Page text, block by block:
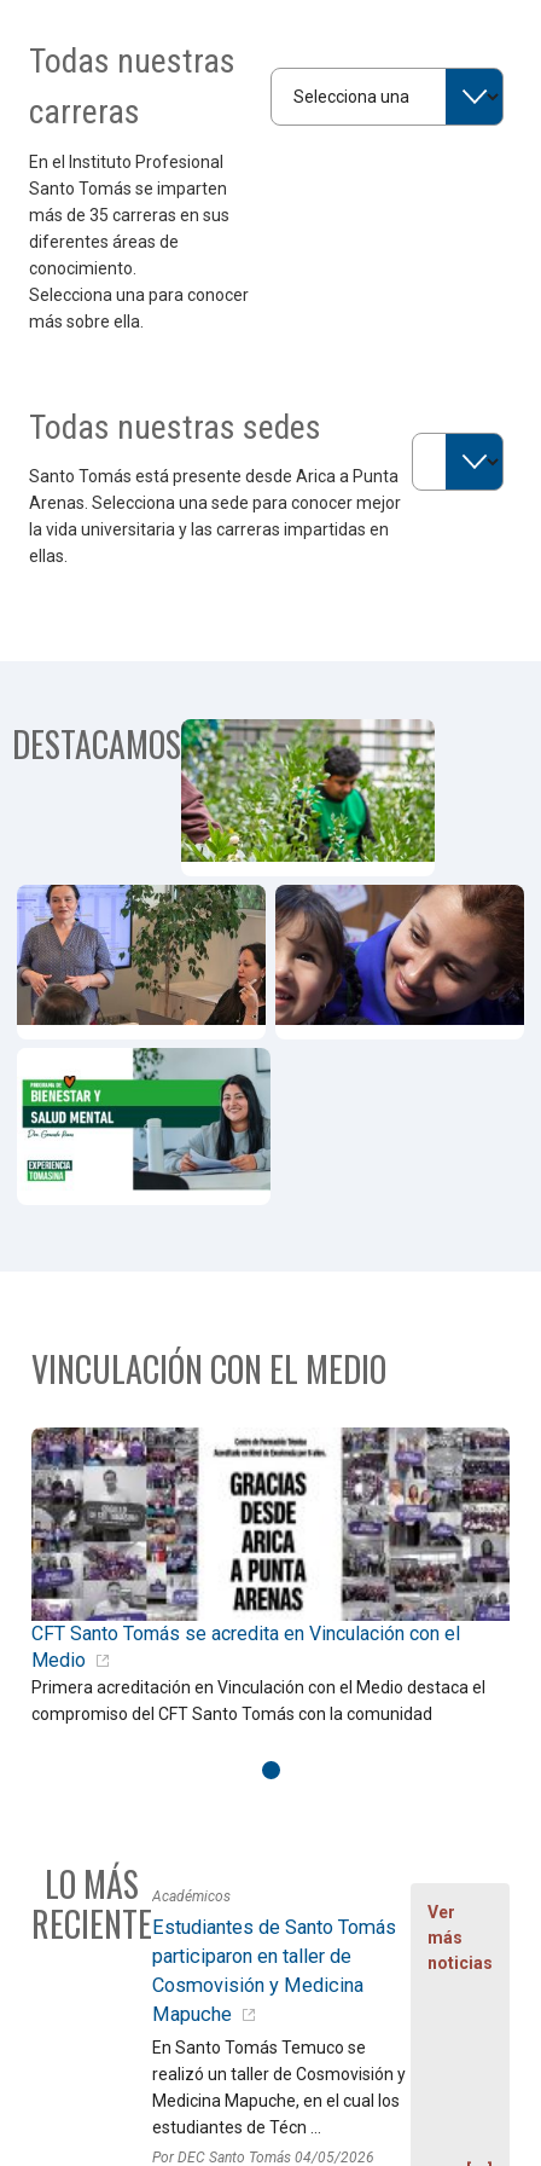
Todas nuestras
carreras
En el Instituto Profesional
Santo Tomás se imparten
más de 35 carreras en sus
diferentes áreas de
conocimiento.
Selecciona una para conocer
más sobre ella.
Selecciona una carrera
Todas nuestras sedes
Santo Tomás está presente desde Arica a Punta
Arenas. Selecciona una sede para conocer mejor
la vida universitaria y las carreras impartidas en
ellas.
Selecciona una
DESTACAMOS
Programa
Emprendimiento,
Innovación y
Pymes
VINCULACIÓN CON EL MEDIO
CFT Santo Tomás se acredita en Vinculación con el
Medio
Primera acreditación en Vinculación con el Medio destaca el
compromiso del CFT Santo Tomás con la comunidad
LO MÁS
RECIENTE
Académicos
Estudiantes de Santo Tomás
participaron en taller de
Cosmovisión y Medicina
Mapuche
En Santo Tomás Temuco se
realizó un taller de Cosmovisión y
Medicina Mapuche, en el cual los
estudiantes de Técn ...
Por DEC Santo Tomás 04/05/2026
Ver
más
noticias